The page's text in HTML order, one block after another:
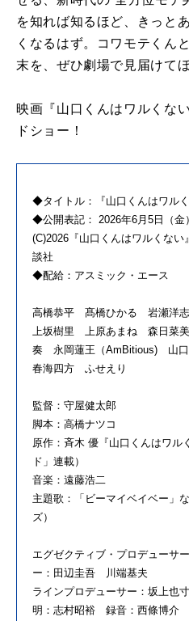
を知れば知るほど、きっと
くなるはず。コワモテくん
末を、ぜひ劇場で見届けて
映画『山口くんはワルくな
ドショー！
◆タイトル：『山口くんはワルく
◆公開表記： 2026年6
(C)2026『山口くんはワルくな
談社
◆配給：アスミック・エース
高橋恭平 髙橋ひかる 岩瀬洋志
上坂樹里 上原あまね 森日
奏 永岡蓮王（AmBitious) 山
春海四方 ふせえり
監督：守屋健太郎
脚本：高橋ナツコ
原作：斉木 優『山口くんはワル
ド」連載）
音楽：遠藤浩二
主題歌：「ビーマイベイベー」
ズ）
エグゼクティブ・プロデューサ
ー：田辺圭吾 川端基夫
ラインプロデューサー：坂上
明：志村昭裕 録音：西條博介